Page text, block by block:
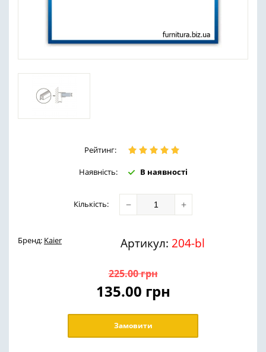
Рейтинг:
Наявність: В наявності
Кількість: − +
Бренд: Kaier Артикул: 204-bl
225.00грн
135.00 грн
Замовити